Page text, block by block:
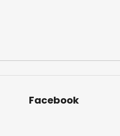
Facebook